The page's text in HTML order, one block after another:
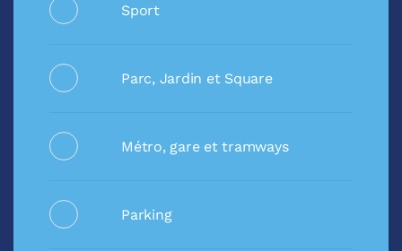
Sport
Parc, Jardin et Square
Métro, gare et tramways
Parking